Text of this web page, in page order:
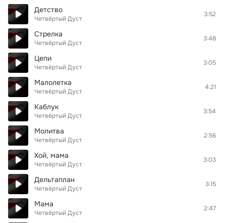
Детство
Четвёртый Дуст
3:52
Стрелка
Четвёртый Дуст
3:48
Цепи
Четвёртый Дуст
3:05
Малолетка
Четвёртый Дуст
4:21
Каблук
Четвёртый Дуст
3:54
Молитва
Четвёртый Дуст
2:56
Хой, мама
Четвёртый Дуст
3:03
Дельтаплан
Четвёртый Дуст
3:15
Мама
Четвёртый Дуст
2:47